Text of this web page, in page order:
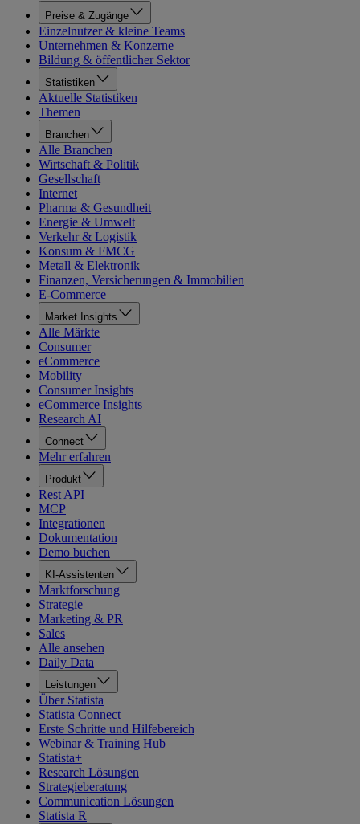
Preise & Zugänge
Einzelnutzer & kleine Teams
Unternehmen & Konzerne
Bildung & öffentlicher Sektor
Statistiken
Aktuelle Statistiken
Themen
Branchen
Alle Branchen
Wirtschaft & Politik
Gesellschaft
Internet
Pharma & Gesundheit
Energie & Umwelt
Verkehr & Logistik
Konsum & FMCG
Metall & Elektronik
Finanzen, Versicherungen & Immobilien
E-Commerce
Market Insights
Alle Märkte
Consumer
eCommerce
Mobility
Consumer Insights
eCommerce Insights
Research AI
Connect
Mehr erfahren
Produkt
Rest API
MCP
Integrationen
Dokumentation
Demo buchen
KI-Assistenten
Marktforschung
Strategie
Marketing & PR
Sales
Alle ansehen
Daily Data
Leistungen
Über Statista
Statista Connect
Erste Schritte und Hilfebereich
Webinar & Training Hub
Statista+
Research Lösungen
Strategieberatung
Communication Lösungen
Statista R